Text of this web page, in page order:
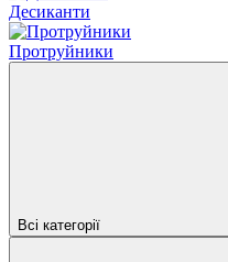
Десиканти
Протруйники
Всі категорії